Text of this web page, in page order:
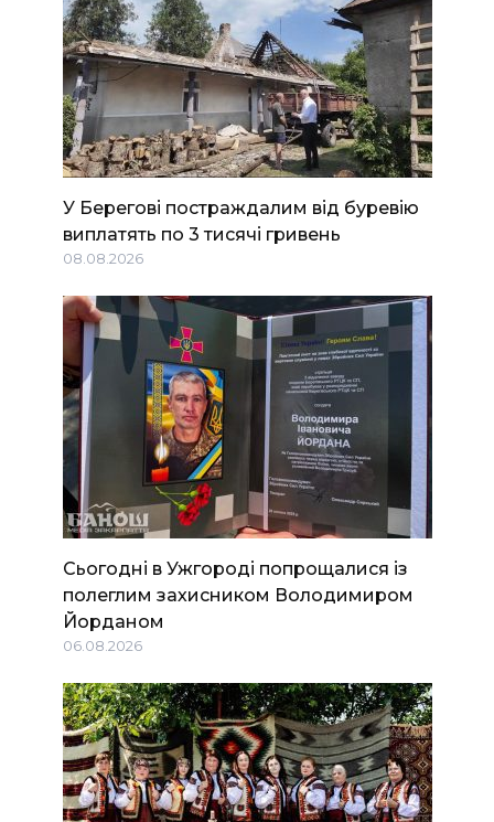
У Берегові постраждалим від буревію
виплатять по 3 тисячі гривень
08.08.2026
Сьогодні в Ужгороді попрощалися із
полеглим захисником Володимиром
Йорданом
06.08.2026